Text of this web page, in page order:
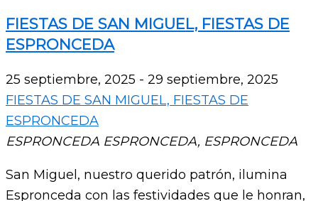
FIESTAS DE SAN MIGUEL, FIESTAS DE
ESPRONCEDA
25 septiembre, 2025 - 29 septiembre, 2025
FIESTAS DE SAN MIGUEL, FIESTAS DE
ESPRONCEDA
ESPRONCEDA ESPRONCEDA, ESPRONCEDA
San Miguel, nuestro querido patrón, ilumina
Espronceda con las festividades que le honran,